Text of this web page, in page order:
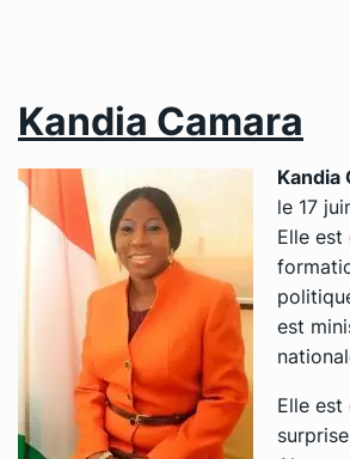
Kandia Camara
Kandia
le 17
Elle est
est
Elle est